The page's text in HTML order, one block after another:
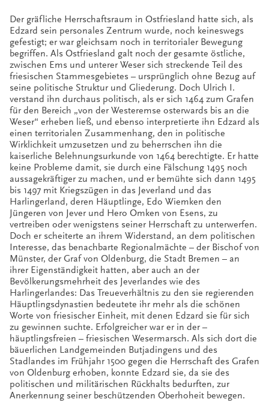
Der gräfliche Herrschaftsraum in Ostfriesland hatte sich, als
Edzard sein personales Zentrum wurde, noch keineswegs
gefestigt; er war gleichsam noch in territorialer Bewegung
begriffen. Als Ostfriesland galt noch der gesamte östliche,
zwischen Ems und unterer Weser sich streckende Teil des
friesischen Stammesgebietes – ursprünglich ohne Bezug auf
seine politische Struktur und Gliederung. Doch Ulrich I.
verstand ihn durchaus politisch, als er sich 1464 zum Grafen
für den Bereich „von der Westeremse osterwards bis an die
Weser“ erheben ließ, und ebenso interpretierte ihn Edzard als
einen territorialen Zusammenhang, den in politische
Wirklichkeit umzusetzen und zu beherrschen ihn die
kaiserliche Belehnungsurkunde von 1464 berechtigte. Er hatte
keine Probleme damit, sie durch eine Fälschung 1495 noch
aussagekräftiger zu machen, und er bemühte sich dann 1495
bis 1497 mit Kriegszügen in das Jeverland und das
Harlingerland, deren Häuptlinge, Edo Wiemken den
Jüngeren von Jever und Hero Omken von Esens, zu
vertreiben oder wenigstens seiner Herrschaft zu unterwerfen.
Doch er scheiterte an ihrem Widerstand, an dem politischen
Interesse, das benachbarte Regionalmächte – der Bischof von
Münster, der Graf von Oldenburg, die Stadt Bremen – an
ihrer Eigenständigkeit hatten, aber auch an der
Bevölkerungsmehrheit des Jeverlandes wie des
Harlingerlandes: Das Treueverhältnis zu den sie regierenden
Häuptlingsdynastien bedeutete ihr mehr als die schönen
Worte von friesischer Einheit, mit denen Edzard sie für sich
zu gewinnen suchte. Erfolgreicher war er in der –
häuptlingsfreien – friesischen Wesermarsch. Als sich dort die
bäuerlichen Landgemeinden Butjadingens und des
Stadlandes im Frühjahr 1500 gegen die Herrschaft des Grafen
von Oldenburg erhoben, konnte Edzard sie, da sie des
politischen und militärischen Rückhalts bedurften, zur
Anerkennung seiner beschützenden Oberhoheit bewegen.